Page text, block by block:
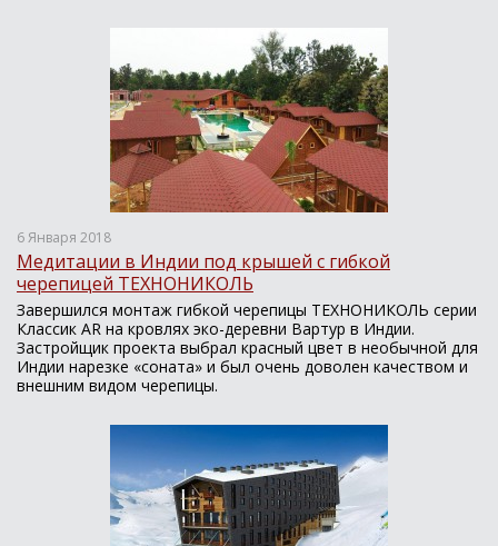
6 Января 2018
Медитации в Индии под крышей с гибкой
черепицей ТЕХНОНИКОЛЬ
Завершился монтаж гибкой черепицы ТЕХНОНИКОЛЬ серии
Классик AR на кровлях эко-деревни Вартур в Индии.
Застройщик проекта выбрал красный цвет в необычной для
Индии нарезке «соната» и был очень доволен качеством и
внешним видом черепицы.